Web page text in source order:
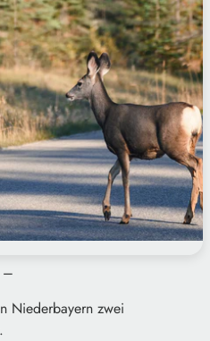
–
Niederbayern zwei